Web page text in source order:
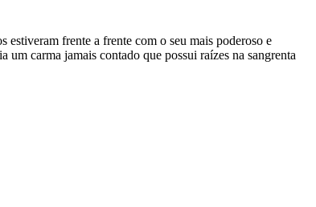
frente a frente com o seu mais poderoso e
carma jamais contado que possui raízes na sangrenta